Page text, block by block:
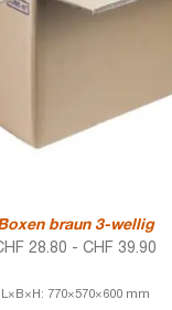
braun 3-wellig
28.80 - CHF 39.90
L×B×H: 770×570×600 mm